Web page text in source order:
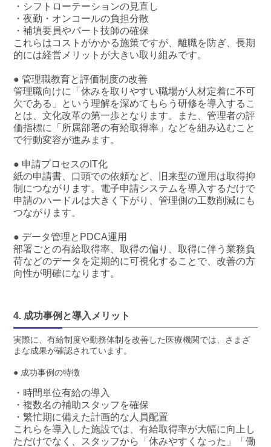
・シフトローテーションの見直し
・夜勤・オンコールの負担分散
・補填要員やパート技師の確保
これらはコストがかかる施策ですが、離職を防ぎ、長期
的には経営メリットが大きい取り組みです。
● 管理職教育と評価制度の改善
管理職向けに「休みを取りやすい職場が人材定着に不可
欠である」という理解を深めてもらう研修を導入するこ
とは、文化改革の第一歩となります。また、管理者の評
価指標に「所属部署の有給取得率」などを組み込むこと
で行動変容が進みます。
● 申請プロセスのIT化
紙の申請書、口頭での依頼など、旧来型の運用は取得抑
制につながります。電子申請システムを導入するだけで
申請のハードルは大きく下がり、管理側の工数削減にも
つながります。
● データ管理とPDCA運用
部署ごとの有給取得率、取得の偏り、取得に伴う業務負
荷などのデータを定期的に可視化することで、改善の方
向性が明確になります。
4. 成功事例と導入メリット
実際に、有給制度や勤務体制を改善した医療機関では、さまざ
まな成果が確認されています。
● 成功事例の特徴
・時間単位有給の導入
・複数名の補助スタッフを確保
・繁忙期に備えた計画的な人員配置
これらを導入した施設では、有給取得率が大幅に向上し
ただけでなく、スタッフから「休みやすくなった」「働